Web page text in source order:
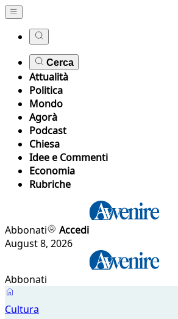
Cerca
Attualità
Politica
Mondo
Agorà
Podcast
Chiesa
Idee e Commenti
Economia
Rubriche
Abbonati
Accedi
August 8, 2026
Abbonati
Cultura